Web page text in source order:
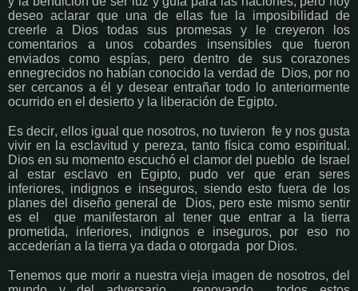
deseo aclarar que una de ellas fue la imposibilidad de
creerle a Dios todas sus promesas y le creyeron los
comentarios a unos cobardes insensibles que fueron
enviados como espías, pero dentro de sus corazones
ennegrecidos no habían conocido la verdad de Dios, por no
ser cercanos a él y desear entrañar todo lo anteriormente
ocurrido en el desierto y la liberación de Egipto.
Es decir, ellos igual que nosotros, no tuvieron fe y nos gusta
vivir en la esclavitud y pereza, tanto física como espiritual.
Dios en su momento escuchó el clamor del pueblo de Israel
al estar esclavo en Egipto, pudo ver que eran seres
inferiores, indignos e inseguros, siendo esto fuera de los
planes del diseño general de Dios, pero este mismo sentir
es el que manifestaron al tener que entrar a la tierra
prometida, inferiores, indignos e inseguros, por eso no
accederían a la tierra ya dada o otorgada por Dios.
Tenemos que morir a nuestra vieja imagen de nosotros, del